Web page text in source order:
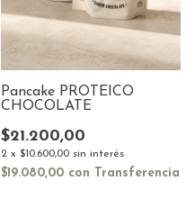
Pancake PROTEICO
CHOCOLATE
$21.200,00
2 x $10.600,00 sin interés
$19.080,00 con Transferencia